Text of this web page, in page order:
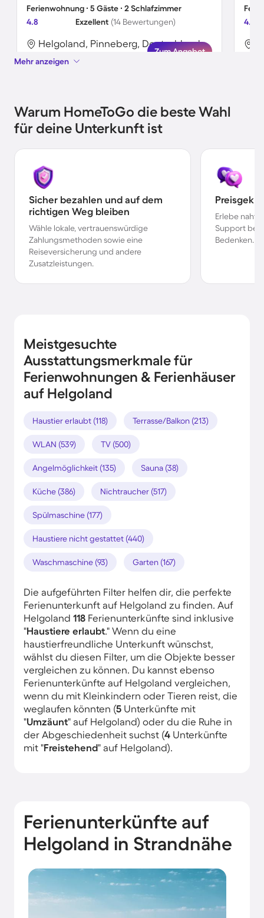
Ferienwohnung ∙ 5 Gäste ∙ 2 Schlafzimmer
4.8
Exzellent (14 Bewertungen)
Helgoland, Pinneberg, Deutschland
Zum Angebot
4.6
Mehr anzeigen
Warum HomeToGo die beste Wahl
für deine Unterkunft ist
Sicher bezahlen und auf dem
richtigen Weg bleiben
Wähle lokale, vertrauenswürdige
Zahlungsmethoden sowie eine
Reiseversicherung und andere
Zusatzleistungen.
Erlebe
Support bei
Bedenken.
Meistgesuchte
Ausstattungsmerkmale für
Ferienwohnungen & Ferienhäuser
auf Helgoland
Haustier erlaubt (118) Terrasse/Balkon (213)
WLAN (539) TV (500)
Angelmöglichkeit (135) Sauna (38)
Küche (386) Nichtraucher (517)
Spülmaschine (177)
Haustiere nicht gestattet (440)
Waschmaschine (93) Garten (167)
Die aufgeführten Filter helfen dir, die perfekte
Ferienunterkunft auf Helgoland zu finden. Auf
Helgoland 118 Ferienunterkünfte sind inklusive
"Haustiere erlaubt." Wenn du eine
haustierfreundliche Unterkunft wünschst,
wählst du diesen Filter, um die Objekte besser
vergleichen zu können. Du kannst ebenso
Ferienunterkünfte auf Helgoland vergleichen,
wenn du mit Kleinkindern oder Tieren reist, die
weglaufen könnten (5 Unterkünfte mit
"Umzäunt" auf Helgoland) oder du die Ruhe in
der Abgeschiedenheit suchst (4 Unterkünfte
mit "Freistehend" auf Helgoland).
Ferienunterkünfte auf
Helgoland in Strandnähe